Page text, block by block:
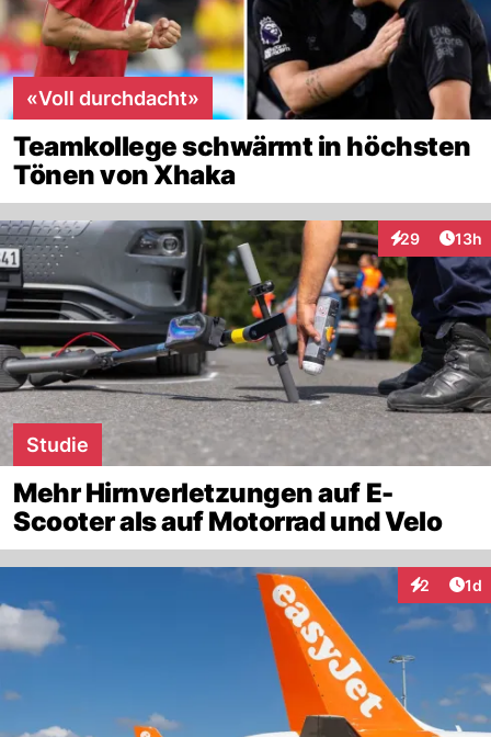
«Voll durchdacht»
Teamkollege schwärmt in höchsten
Tönen von Xhaka
29
Interaktionen
13h
Studie
Mehr Hirnverletzungen auf E-
Scooter als auf Motorrad und Velo
2 1d